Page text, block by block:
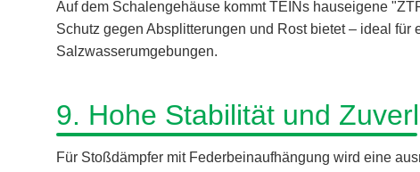
Auf dem Schalengehäuse kommt TEINs hauseigene
Schutz gegen Absplitterungen und Rost bietet – ideal
Salzwasserumgebungen.
9. Hohe Stabilität und
Für Stoßdämpfer mit Federbeinaufhängung wird eine